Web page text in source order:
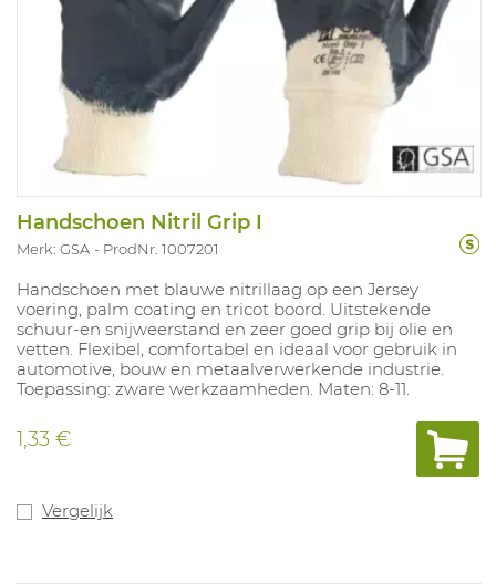
Handschoen Nitril Grip I
Merk: GSA ProdNr. 1007201
Handschoen met blauwe nitrillaag op een Jersey
voering, palm coating en tricot boord. Uitstekende
schuur-en snijweerstand en zeer goed grip bij olie en
vetten. Flexibel, comfortabel en ideaal voor gebruik in
automotive, bouw en metaalverwerkende industrie.
Toepassing: zware werkzaamheden. Maten: 8-11.
1,33 €
Vergelijk